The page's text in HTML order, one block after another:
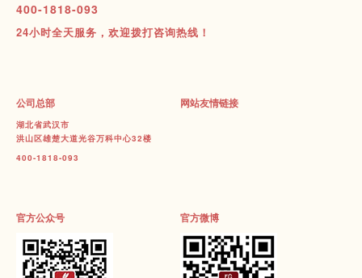
400-1818-093
24小时全天服务，欢迎拨打咨询热线！
公司总部
湖北省武汉市
洪山区雄楚大道光谷万科中心32楼
400-1818-093
网站友情链接
官方公众号 官方微博